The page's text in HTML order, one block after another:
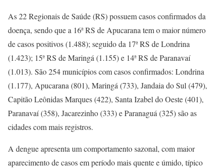
As 22 Regionais de Saúde (RS) possuem casos confirmados da
doença, sendo que a 16ª RS de Apucarana tem o maior número
de casos positivos (1.488); seguido da 17ª RS de Londrina
(1.423); 15ª RS de Maringá (1.155) e 14ª RS de Paranavaí
(1.013). São 254 municípios com casos confirmados: Londrina
(1.177), Apucarana (801), Maringá (733), Jandaia do Sul (479),
Capitão Leônidas Marques (422), Santa Izabel do Oeste (401),
Paranavaí (358), Jacarezinho (333) e Paranaguá (325) são as
cidades com mais registros.
A dengue apresenta um comportamento sazonal, com maior
aparecimento de casos em período mais quente e úmido, típico